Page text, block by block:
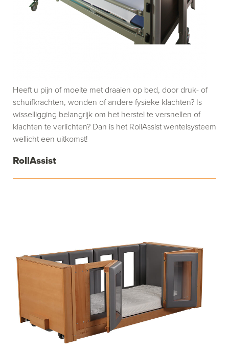
RollAssist
Heeft u pijn of moeite met draaien op bed, door druk- of
schuifkrachten, wonden of andere fysieke klachten? Is
wisselligging belangrijk om het herstel te versnellen of
klachten te verlichten? Dan is het RollAssist wentelsysteem
wellicht een uitkomst!